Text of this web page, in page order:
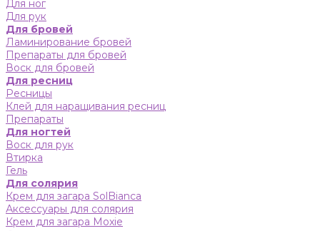
Для ног
Для рук
Для бровей
Ламинирование бровей
Препараты для бровей
Воск для бровей
Для ресниц
Ресницы
Клей для наращивания ресниц
Препараты
Для ногтей
Воск для рук
Втирка
Гель
Для солярия
Крем для загара SolBianca
Аксессуары для солярия
Крем для загара Moxie